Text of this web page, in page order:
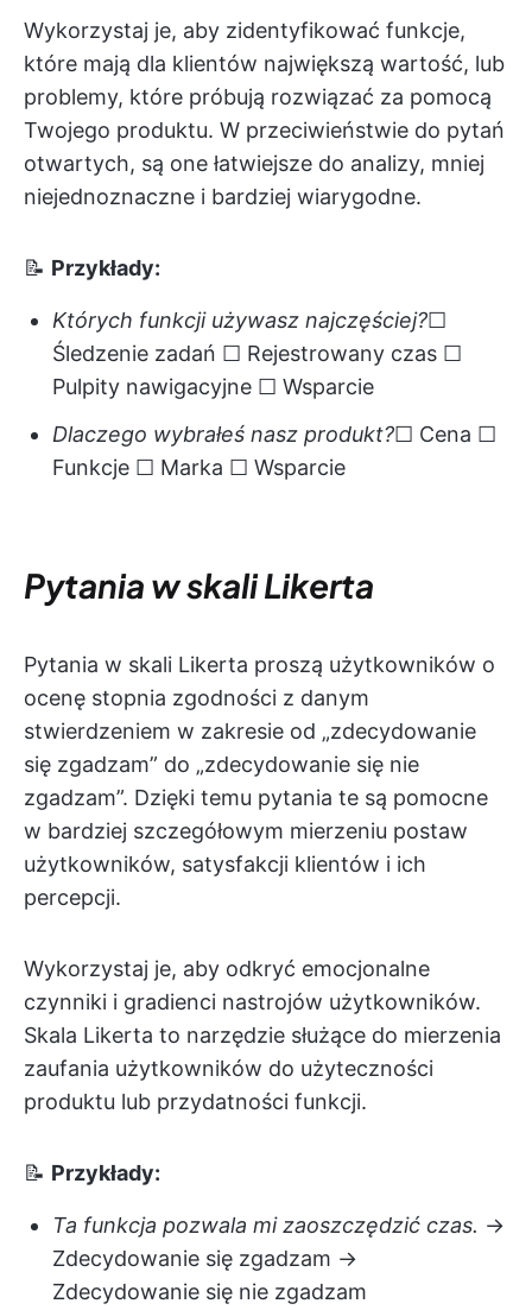
Wykorzystaj je, aby zidentyfikować funkcje,
które mają dla klientów największą wartość, lub
problemy, które próbują rozwiązać za pomocą
Twojego produktu. W przeciwieństwie do pytań
otwartych, są one łatwiejsze do analizy, mniej
niejednoznaczne i bardziej wiarygodne.
📝 Przykłady:
Których funkcji używasz najczęściej?☐
Śledzenie zadań ☐ Rejestrowany czas ☐
Pulpity nawigacyjne ☐ Wsparcie
Dlaczego wybrałeś nasz produkt?☐ Cena ☐
Funkcje ☐ Marka ☐ Wsparcie
Pytania w skali Likerta
Pytania w skali Likerta proszą użytkowników o
ocenę stopnia zgodności z danym
stwierdzeniem w zakresie od „zdecydowanie
się zgadzam” do „zdecydowanie się nie
zgadzam”. Dzięki temu pytania te są pomocne
w bardziej szczegółowym mierzeniu postaw
użytkowników, satysfakcji klientów i ich
percepcji.
Wykorzystaj je, aby odkryć emocjonalne
czynniki i gradienci nastrojów użytkowników.
Skala Likerta to narzędzie służące do mierzenia
zaufania użytkowników do użyteczności
produktu lub przydatności funkcji.
📝 Przykłady:
Ta funkcja pozwala mi zaoszczędzić czas. →
Zdecydowanie się zgadzam →
Zdecydowanie się nie zgadzam